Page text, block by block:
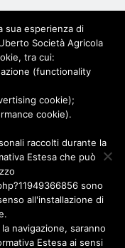
Rights Reserved CF:
[VARESE]
byAD-ADVANCED
sua esperienza di
Società Agricola
tra cui:
(functionality
cookie);
cookie).
raccolti durante la
Estesa che può
sono
all'installazione di
navigazione, saranno
Estesa ai sensi